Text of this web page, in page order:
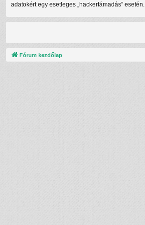
adatokért egy esetleges „hackertámadás” esetén.
Fórum kezdőlap